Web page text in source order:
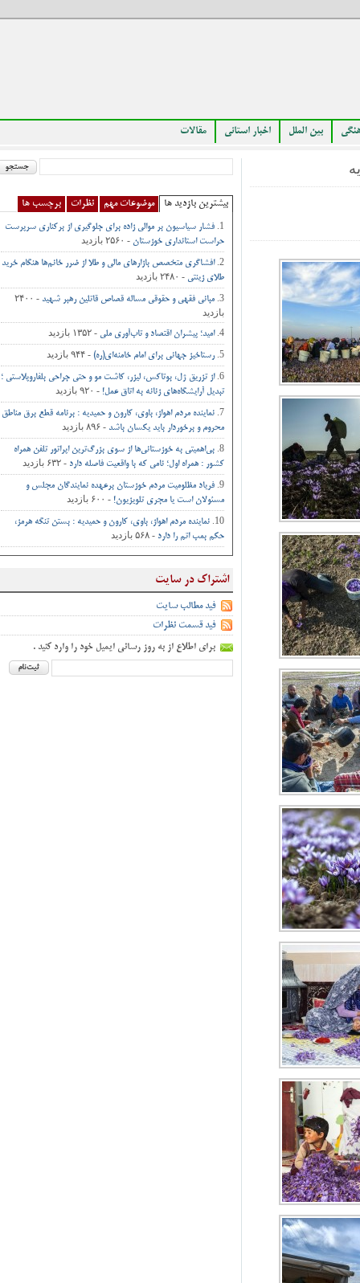
بین الملل اخبار استانی مقالات
بیشترین بازدید ها موضوعات مهم نظرات برچسب ها
فشار سیاسیون بر موالی زاده برای جلوگیری از برکناری سرپرست
حراست استانداری خوزستان- ۲۵۶۰ بازدید
افشاگری متخصص بازارهای مالی و طلا از ضرر خانم‌ها هنگام خرید
طلای زینتی- ۲۴۸۰ بازدید
مبانی فقهی و حقوقی مساله قصاص قاتلین رهبر شهید
- ۲۴۰۰
بازدید
امید؛ پیشران اقتصاد و تاب‌آوری ملی- ۱۳۵۲ بازدید
رستاخیز جهانی برای امام خامنه‌ای(ره)- ۹۴۴ بازدید
از تزریق ژل، بوتاکس، لیزر، کاشت مو و حتی جراحی‌ بلفاروپلاستی ؛
تبدیل آرایشگاه‌های زنانه به اتاق‌ عمل‌!- ۹۲۰ بازدید
نماینده مردم اهواز، باوی، کارون و حمیدیه : برنامه قطع برق مناطق
محروم و برخوردار باید یکسان باشد - ۸۹۶ بازدید
بی‌اهمیتی به خوزستانی‌ها از سوی بزرگ‌ترین اپراتور تلفن همراه
کشور : همراه اول؛ نامی که با واقعیت فاصله دارد - ۶۳۲ بازدید
فریاد مظلومیت مردم خوزستان برعهده نمایندگان مجلس و
مسئولان است یا مجری تلویزیون!- ۶۰۰ بازدید
نماینده مردم اهواز، باوی، کارون و حمیدیه : بستن تنگه هرمز،
حکم بمب اتم را دارد - ۵۶۸ بازدید
اشتراک در سایت
فید مطالب سایت
فید قسمت نظرات
برای اطلاع از به روز رسانی ایمیل خود را وارد کنید .